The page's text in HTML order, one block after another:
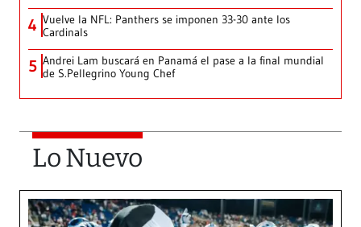
4 Vuelve la NFL: Panthers se imponen 33-30 ante los
Cardinals
5 Andrei Lam buscará en Panamá el pase a la final mundial
de S.Pellegrino Young Chef
Lo Nuevo